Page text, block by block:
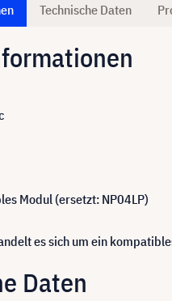
Technische Daten
Modul (ersetzt: NP04LP)
es sich um ein
Daten